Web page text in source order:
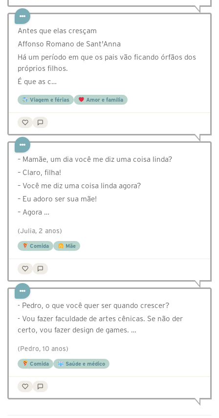
Antes que elas cresçam
Affonso Romano de Sant'Anna
Há um período em que os pais vão ficando órfãos dos
próprios filhos.
É que as c…
Viagem e férias Amor e família
– Mamãe, um dia você me diz uma coisa linda?
– Claro, filha!
– Você me diz uma coisa linda agora?
– Eu adoro ser sua mãe!
– Agora …
(Julia, 2 anos)
Comida Mãe
- Pedro, o que você quer ser quando crescer?
- Vou fazer faculdade de artes cênicas. Se não der
certo, vou fazer design de games. …
(Pedro, 10 anos)
Comida Saúde e médico